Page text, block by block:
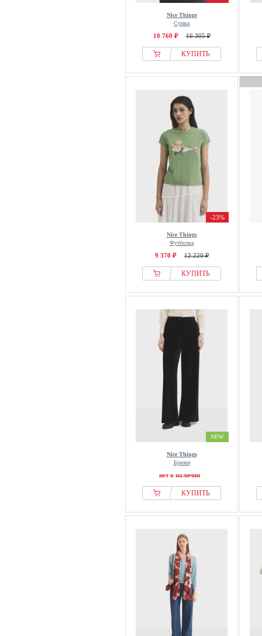
Nice Things
Сумка
10 760 ₽ 16 305 ₽
КУПИТЬ
-23%
Nice Things
Футболка
9 370 ₽ 12 220 ₽
КУПИТЬ
NEW
Nice Things
Брюки
нет в наличии
КУПИТЬ